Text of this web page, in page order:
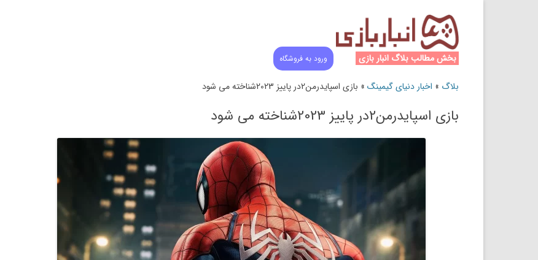
بخش مطالب بلاگ انبار بازی ورود به فروشگاه
بلاگ » اخبار دنیای گیمینگ » بازی اسپایدرمن2در پاییز 2023شناخته می شود
بازی اسپایدرمن2در پاییز 2023شناخته می شود